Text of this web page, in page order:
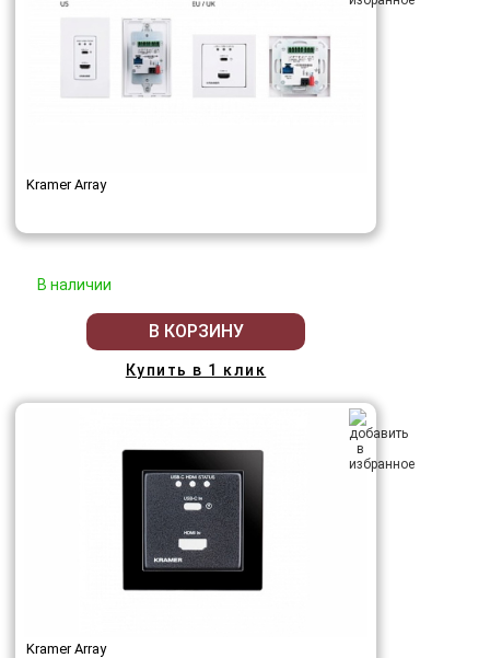
Kramer Array
В наличии
В КОРЗИНУ
Купить в 1 клик
Kramer Array